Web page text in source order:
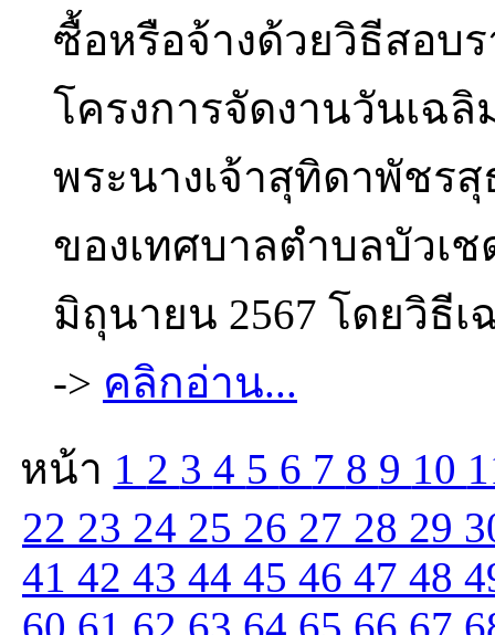
ซื้อหรือจ้างด้วยวิธีสอบร
โครงการจัดงานวันเฉ
พระนางเจ้าสุทิดาพัชร
ของเทศบาลตำบลบัวเ
มิถุนายน 2567 โดยวิธีเ
-> คลิกอ่าน...
หน้า 1 2 3 4 5 6 7 8 9 10
22 23 24 25 26 27 28 29
41 42 43 44 45 46 47 48